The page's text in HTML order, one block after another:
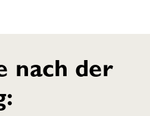
nach der